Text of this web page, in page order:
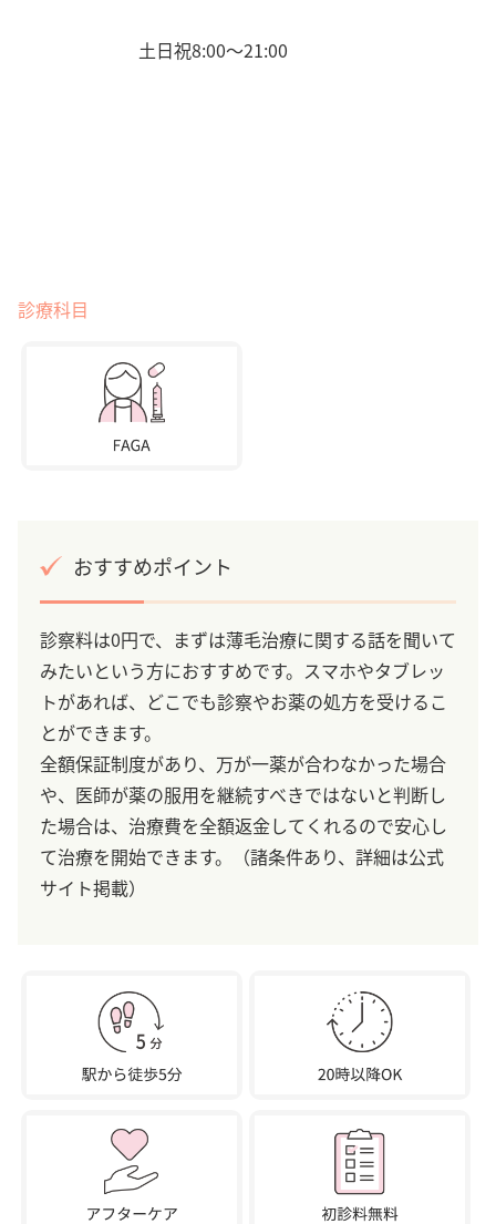
土日祝8:00〜21:00
診療科目
おすすめポイント
診察料は0円で、まずは薄毛治療に関する話を聞いて
みたいという方におすすめです。スマホやタブレッ
トがあれば、どこでも診察やお薬の処方を受けるこ
とができます。
全額保証制度があり、万が一薬が合わなかった場合
や、医師が薬の服用を継続すべきではないと判断し
た場合は、治療費を全額返金してくれるので安心し
て治療を開始できます。（諸条件あり、詳細は公式
サイト掲載）